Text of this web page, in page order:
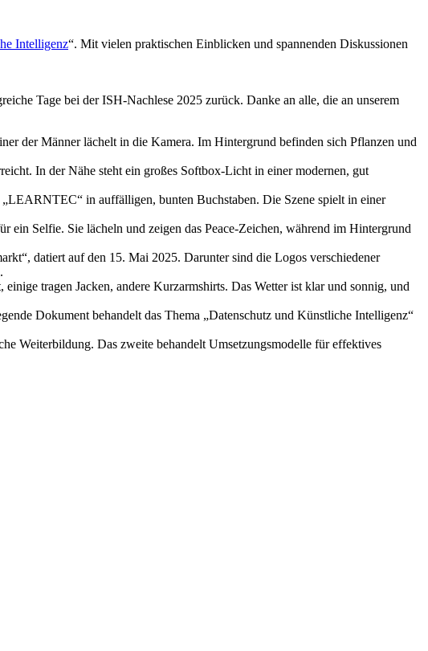
Intelligenz“. Mit vielen praktischen Einblicken und spannenden Diskussionen
Tage bei der ISH-Nachlese 2025 zurück. Danke an alle, die an unserem